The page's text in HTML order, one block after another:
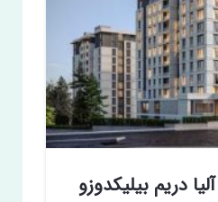
دریم بیلیکدوزو